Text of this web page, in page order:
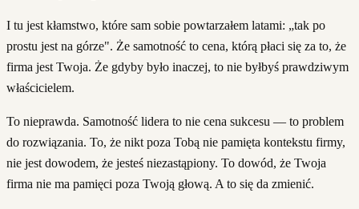
I tu jest kłamstwo, które sam sobie powtarzałem latami: „tak po
prostu jest na górze". Że samotność to cena, którą płaci się za to, że
firma jest Twoja. Że gdyby było inaczej, to nie byłbyś prawdziwym
właścicielem.
To nieprawda. Samotność lidera to nie cena sukcesu — to problem
do rozwiązania. To, że nikt poza Tobą nie pamięta kontekstu firmy,
nie jest dowodem, że jesteś niezastąpiony. To dowód, że Twoja
firma nie ma pamięci poza Twoją głową. A to się da zmienić.